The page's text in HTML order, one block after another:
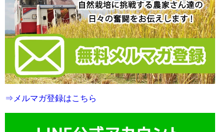
⇒メルマガ登録はこちら